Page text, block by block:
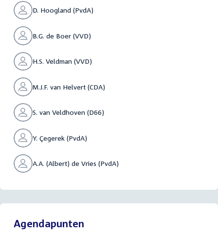
D. Hoogland (PvdA)
B.G. de Boer (VVD)
H.S. Veldman (VVD)
M.J.F. van Helvert (CDA)
S. van Veldhoven (D66)
Y. Çegerek (PvdA)
A.A. (Albert) de Vries (PvdA)
Agendapunten